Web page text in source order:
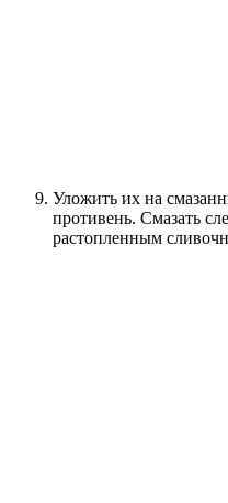
Уложить их на
противень. Смазать
растопленным